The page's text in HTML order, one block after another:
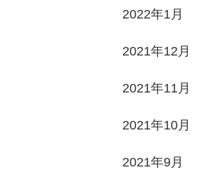
2022年1月
2021年12月
2021年11月
2021年10月
2021年9月